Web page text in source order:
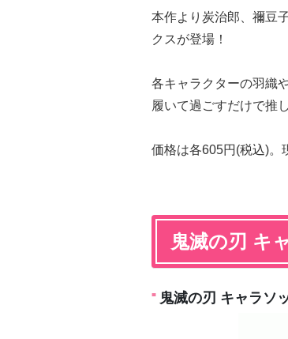
本作より炭治郎、禰豆
クスが登場！
各キャラクターの羽織
履いて過ごすだけで推
価格は各605円(税込)。
鬼滅の刃 キ
鬼滅の刃 キャラソ